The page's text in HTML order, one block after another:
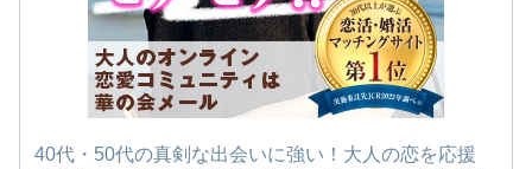
40代・50代の真剣な出会いに強い！大人の恋を応援